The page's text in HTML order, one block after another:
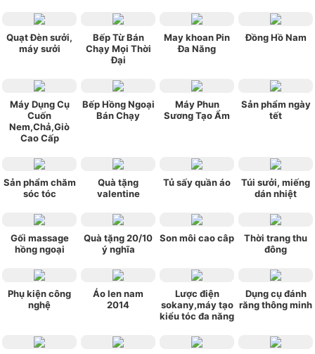
Quạt Đèn sưởi,
máy sưởi
Bếp Từ Bán
Chạy Mọi Thời
Đại
May khoan Pin
Đa Năng
Đồng Hồ Nam
Máy Dụng Cụ
Cuốn
Nem,Chả,Giò
Cao Cấp
Bếp Hồng Ngoại
Bán Chạy
Máy Phun
Sương Tạo Ẩm
Sản phẩm ngày
tết
Sản phẩm chăm
sóc tóc
Quà tặng
valentine
Tủ sấy quần áo
Túi sưởi, miếng
dán nhiệt
Gối massage
hồng ngoại
Quà tặng 20/10
ý nghĩa
Son môi cao câp
Thời trang thu
đông
Phụ kiện công
nghệ
Áo len nam
2014
Lược điện
sokany,máy tạo
kiểu tóc đa năng
Dụng cụ đánh
răng thông minh